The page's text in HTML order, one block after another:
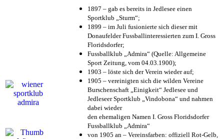
1897 – gab es bereits in Jedlesee einen
Sportklub „Sturm“;
1899 – im Juli fusionierte sich dieser mit
Donaufelder Fussballinteressierten zum I. Gross
Floridsdorfer;
Fussballklub „Admira“ (Quelle: Allgemeine
Sport Zeitung, vom 04.03.1900);
1903 – löste sich der Verein wieder auf;
1905 – vereinigten sich die wilden Vereine
Burschenschaft „Einigkeit“ Jedlesee und
Jedleseer Sportklub „Vindobona“ und nahmen
dabei wieder
den ehemaligen Namen I. Gross Floridsdorfer
Fussballklub „Admira“
von 1905 an – Vereinsfarben: offiziell Rot-Gelb,